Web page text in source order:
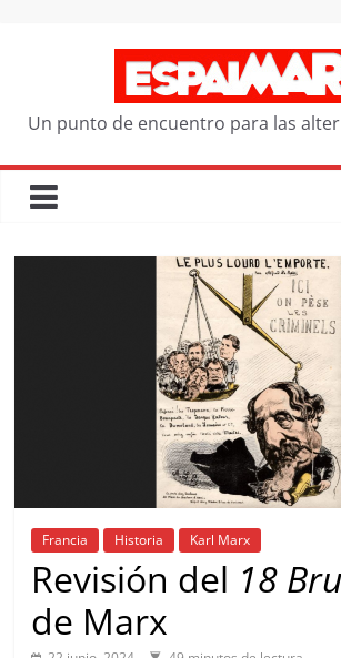
Un punto de encuentro para las
Francia Historia Karl Marx
Revisión del 18
de Marx